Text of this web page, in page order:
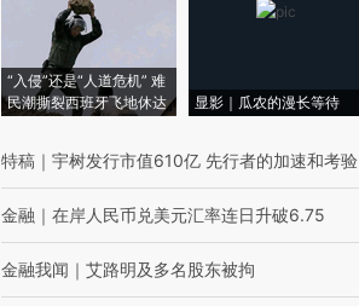
“入侵”还是“人道危机” 难
民潮撕裂西班牙飞地休达
显影｜瓜农的漫长等待
特稿 ｜ 宇树发行市值610亿 先行者的加速和考验
金融 ｜ 在岸人民币兑美元汇率连日升破6.75
金融我闻 ｜ 艾路明及多名股东被拘